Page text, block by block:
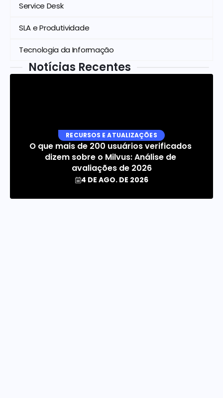
Service Desk
SLA e Produtividade
Tecnologia da Informação
Notícias Recentes
RECURSOS E ATUALIZAÇÕES
O que mais de 200 usuários verificados
dizem sobre o Milvus: Análise de
avaliações de 2026
4 DE AGO. DE 2026